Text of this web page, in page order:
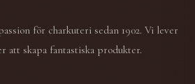
för charkuteri sedan 1902. Vi lever
att skapa fantastiska produkter.